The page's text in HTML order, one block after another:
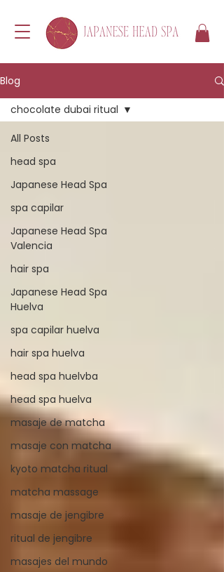
Blog
All Posts
head spa
Japanese Head Spa
spa capilar
Japanese Head Spa
Valencia
hair spa
Japanese Head Spa
Huelva
spa capilar huelva
hair spa huelva
head spa huelvba
head spa huelva
masaje de matcha
masaje con matcha
kyoto matcha ritual
matcha massage
masaje de jengibre
ritual de jengibre
masajes del mundo
chocolate dubai ritual